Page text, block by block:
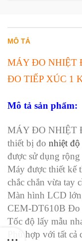
MÔ TẢ
MÁY ĐO NHIỆT
ĐO TIẾP XÚC 1
Mô tả sản phẩm:
MÁY ĐO NHIỆT
thiết bị đo nhiệt
được sử dụng
Máy được thiết kế
chắc chắn vừa tay
Màn hình LCD
CEM-DT610B Đo
Tốc độ lấy mẫu
Phù hợp với tất